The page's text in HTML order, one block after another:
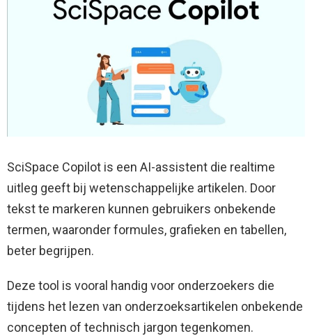
SciSpace Copilot is een AI-assistent die realtime
uitleg geeft bij wetenschappelijke artikelen. Door
tekst te markeren kunnen gebruikers onbekende
termen, waaronder formules, grafieken en tabellen,
beter begrijpen.
Deze tool is vooral handig voor onderzoekers die
tijdens het lezen van onderzoeksartikelen onbekende
concepten of technisch jargon tegenkomen.